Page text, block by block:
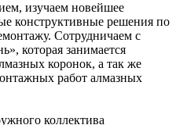
изучаем новейшее
конструктивные решения по
Сотрудничаем с
которая занимается
коронок, а так же
работ алмазных
коллектива